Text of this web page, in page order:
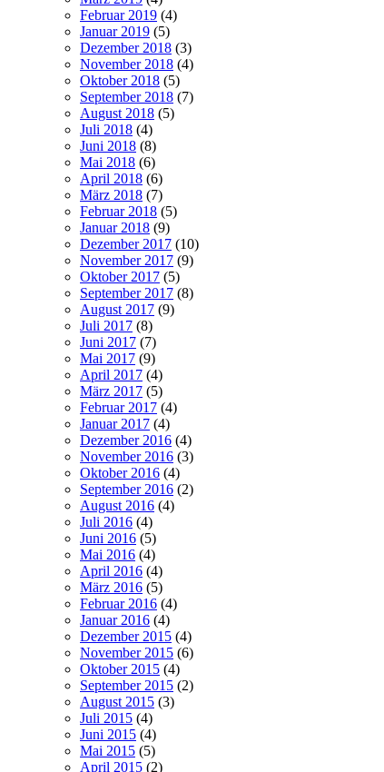
Februar 2019 (4)
Januar 2019 (5)
Dezember 2018 (3)
November 2018 (4)
Oktober 2018 (5)
September 2018 (7)
August 2018 (5)
Juli 2018 (4)
Juni 2018 (8)
Mai 2018 (6)
April 2018 (6)
März 2018 (7)
Februar 2018 (5)
Januar 2018 (9)
Dezember 2017 (10)
November 2017 (9)
Oktober 2017 (5)
September 2017 (8)
August 2017 (9)
Juli 2017 (8)
Juni 2017 (7)
Mai 2017 (9)
April 2017 (4)
März 2017 (5)
Februar 2017 (4)
Januar 2017 (4)
Dezember 2016 (4)
November 2016 (3)
Oktober 2016 (4)
September 2016 (2)
August 2016 (4)
Juli 2016 (4)
Juni 2016 (5)
Mai 2016 (4)
April 2016 (4)
März 2016 (5)
Februar 2016 (4)
Januar 2016 (4)
Dezember 2015 (4)
November 2015 (6)
Oktober 2015 (4)
September 2015 (2)
August 2015 (3)
Juli 2015 (4)
Juni 2015 (4)
Mai 2015 (5)
April 2015 (2)